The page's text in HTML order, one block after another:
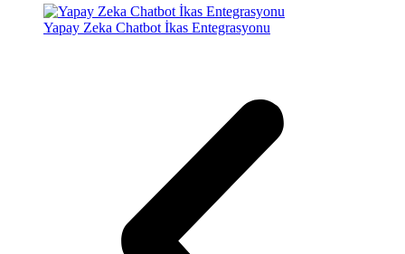
Yapay Zeka Chatbot İkas Entegrasyonu